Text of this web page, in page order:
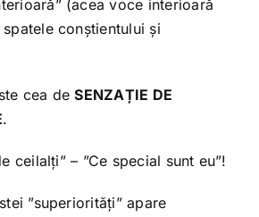
(acea voce interioară
conștientului și
cea deSENZAȚIE DE
.
ceilalți” – ”Ce special sunt eu”!
”superiorități” apare